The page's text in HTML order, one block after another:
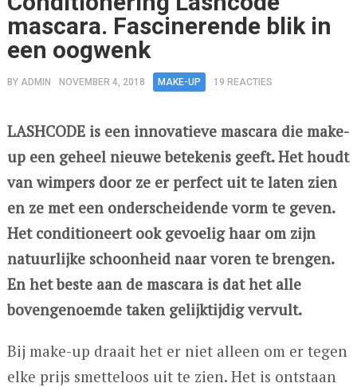
mascara. Fascinerende blik in
een oogwenk
BY ADMIN NOVEMBER 4, 2018 MAKE-UP 19 REACTIES
LASHCODE is een innovatieve mascara die make-
up een geheel nieuwe betekenis geeft. Het houdt
van wimpers door ze er perfect uit te laten zien
en ze met een onderscheidende vorm te geven.
Het conditioneert ook gevoelig haar om zijn
natuurlijke schoonheid naar voren te brengen.
En het beste aan de mascara is dat het alle
bovengenoemde taken gelijktijdig vervult.
Bij make-up draait het er niet alleen om er tegen
elke prijs smetteloos uit te zien. Het is ontstaan